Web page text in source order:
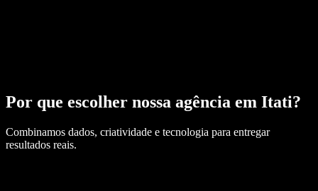
Por que escolher nossa agência em Itati?
Combinamos dados, criatividade e tecnologia para entregar
resultados reais.